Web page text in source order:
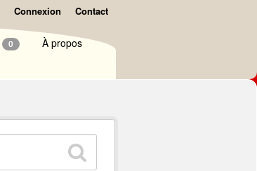
Connexion Contact
0 À propos